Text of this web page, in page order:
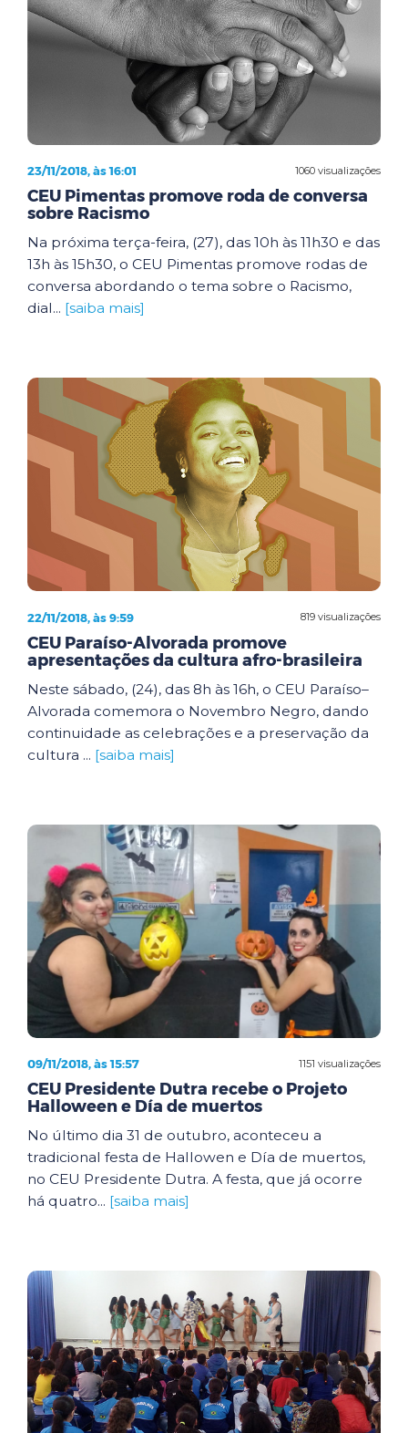
1060 visualizações
23/11/2018, às 16:01
CEU Pimentas promove roda de conversa
sobre Racismo
Na próxima terça-feira, (27), das 10h às 11h30 e das
13h às 15h30, o CEU Pimentas promove rodas de
conversa abordando o tema sobre o Racismo,
dial... [saiba mais]
819 visualizações
22/11/2018, às 9:59
CEU Paraíso-Alvorada promove
apresentações da cultura afro-brasileira
Neste sábado, (24), das 8h às 16h, o CEU Paraíso–
Alvorada comemora o Novembro Negro, dando
continuidade as celebrações e a preservação da
cultura ... [saiba mais]
1151 visualizações
09/11/2018, às 15:57
CEU Presidente Dutra recebe o Projeto
Halloween e Día de muertos
No último dia 31 de outubro, aconteceu a
tradicional festa de Hallowen e Día de muertos,
no CEU Presidente Dutra. A festa, que já ocorre
há quatro... [saiba mais]